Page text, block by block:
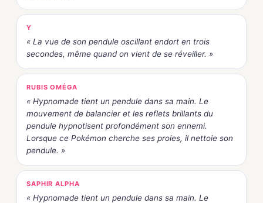
Y
« La vue de son pendule oscillant endort en trois
secondes, même quand on vient de se réveiller. »
RUBIS OMÉGA
« Hypnomade tient un pendule dans sa main. Le
mouvement de balancier et les reflets brillants du
pendule hypnotisent profondément son ennemi.
Lorsque ce Pokémon cherche ses proies, il nettoie son
pendule. »
SAPHIR ALPHA
« Hypnomade tient un pendule dans sa main. Le